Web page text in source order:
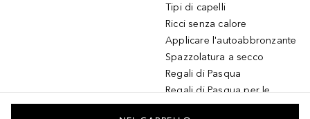
Tipi di capelli
Ricci senza calore
Applicare l'autoabbronzante
Spazzolatura a secco
Regali di Pasqua
Regali di Pasqua per le
donne